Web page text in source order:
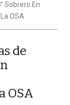
Sobrero En
OSA
de
OSA